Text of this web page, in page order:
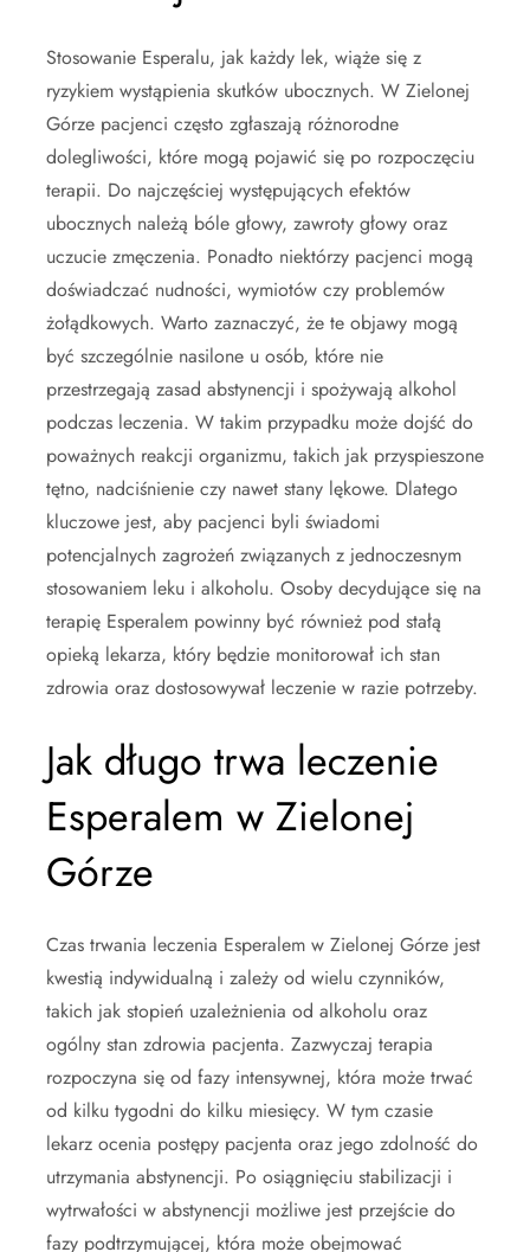
Stosowanie Esperalu, jak każdy lek, wiąże się z
ryzykiem wystąpienia skutków ubocznych. W Zielonej
Górze pacjenci często zgłaszają różnorodne
dolegliwości, które mogą pojawić się po rozpoczęciu
terapii. Do najczęściej występujących efektów
ubocznych należą bóle głowy, zawroty głowy oraz
uczucie zmęczenia. Ponadto niektórzy pacjenci mogą
doświadczać nudności, wymiotów czy problemów
żołądkowych. Warto zaznaczyć, że te objawy mogą
być szczególnie nasilone u osób, które nie
przestrzegają zasad abstynencji i spożywają alkohol
podczas leczenia. W takim przypadku może dojść do
poważnych reakcji organizmu, takich jak przyspieszone
tętno, nadciśnienie czy nawet stany lękowe. Dlatego
kluczowe jest, aby pacjenci byli świadomi
potencjalnych zagrożeń związanych z jednoczesnym
stosowaniem leku i alkoholu. Osoby decydujące się na
terapię Esperalem powinny być również pod stałą
opieką lekarza, który będzie monitorował ich stan
zdrowia oraz dostosowywał leczenie w razie potrzeby.
Jak długo trwa leczenie
Esperalem w Zielonej
Górze
Czas trwania leczenia Esperalem w Zielonej Górze jest
kwestią indywidualną i zależy od wielu czynników,
takich jak stopień uzależnienia od alkoholu oraz
ogólny stan zdrowia pacjenta. Zazwyczaj terapia
rozpoczyna się od fazy intensywnej, która może trwać
od kilku tygodni do kilku miesięcy. W tym czasie
lekarz ocenia postępy pacjenta oraz jego zdolność do
utrzymania abstynencji. Po osiągnięciu stabilizacji i
wytrwałości w abstynencji możliwe jest przejście do
fazy podtrzymującej, która może obejmować